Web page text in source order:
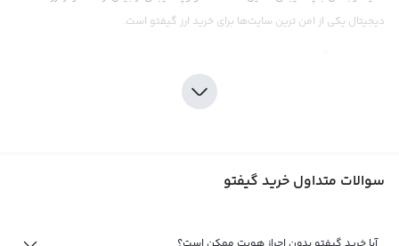
دیجیتال یکی از امن ترین سایت‌ها برای خرید ارز گیفتو است.
برای خرید گیفتو در سایت رابکس کافی است ابتدا ثبت نام خود را انجام دهید و احراز
هویت خود را تکمیل کرده کیف پول رابکس خود را شارژ کرده و پس از آن در قسمت
۱۰۰ هزار تومان به خرید گیفتو بپردازید.
سوالات متداول خرید گیفتو